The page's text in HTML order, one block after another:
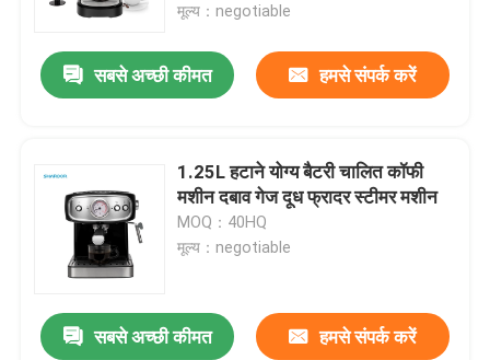
मूल्य：negotiable
सबसे अच्छी कीमत हमसे संपर्क करें
1.25L हटाने योग्य बैटरी चालित कॉफी
मशीन दबाव गेज दूध फ्रादर स्टीमर मशीन
MOQ：40HQ
मूल्य：negotiable
सबसे अच्छी कीमत हमसे संपर्क करें